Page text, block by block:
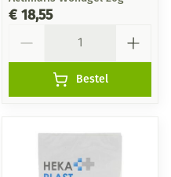
€ 18,55
Bestel